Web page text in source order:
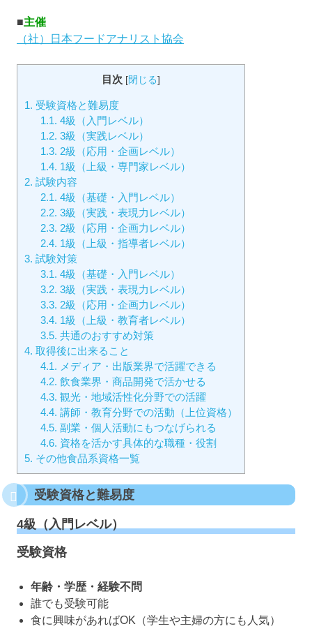
■主催
（社）日本フードアナリスト協会
目次 [閉じる]
1. 受験資格と難易度
1.1. 4級（入門レベル）
1.2. 3級（実践レベル）
1.3. 2級（応用・企画レベル）
1.4. 1級（上級・専門家レベル）
2. 試験内容
2.1. 4級（基礎・入門レベル）
2.2. 3級（実践・表現力レベル）
2.3. 2級（応用・企画力レベル）
2.4. 1級（上級・指導者レベル）
3. 試験対策
3.1. 4級（基礎・入門レベル）
3.2. 3級（実践・表現力レベル）
3.3. 2級（応用・企画力レベル）
3.4. 1級（上級・教育者レベル）
3.5. 共通のおすすめ対策
4. 取得後に出来ること
4.1. メディア・出版業界で活躍できる
4.2. 飲食業界・商品開発で活かせる
4.3. 観光・地域活性化分野での活躍
4.4. 講師・教育分野での活動（上位資格）
4.5. 副業・個人活動にもつなげられる
4.6. 資格を活かす具体的な職種・役割
5. その他食品系資格一覧
受験資格と難易度
4級（入門レベル）
受験資格
年齢・学歴・経験不問
誰でも受験可能
食に興味があればOK（学生や主婦の方にも人気）